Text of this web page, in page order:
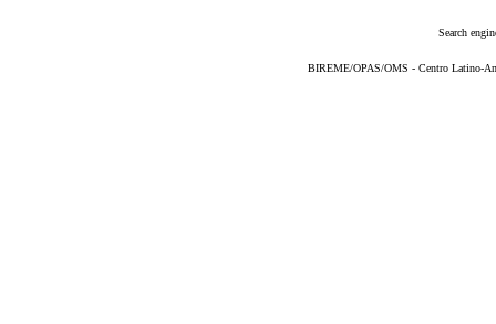
Search
BIREME/OPAS/OMS - Centro Latino-